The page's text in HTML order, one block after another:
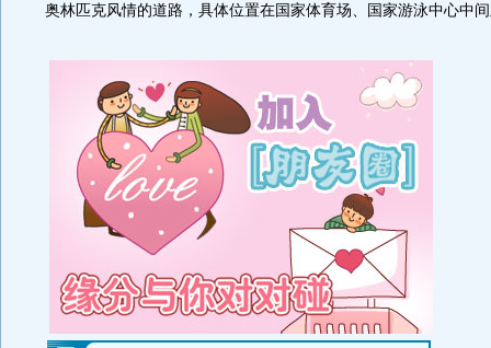
奥林匹克风情的道路，具体位置在国家体育场、国家游泳中心中